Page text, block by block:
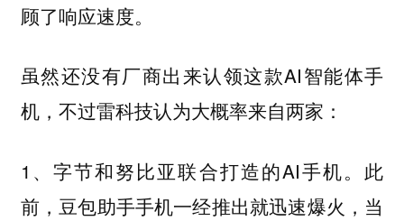
顾了响应速度。
虽然还没有厂商出来认领这款AI智能体手
机，不过雷科技认为大概率来自两家：
1、字节和努比亚联合打造的AI手机。此
前，豆包助手手机一经推出就迅速爆火，当